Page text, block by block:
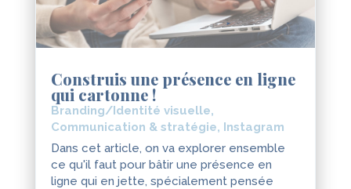
Construis une présence en ligne
qui cartonne !
Branding/Identité visuelle,
Communication & stratégie, Instagram
Dans cet article, on va explorer ensemble
ce qu'il faut pour bâtir une présence en
ligne qui en jette, spécialement pensée